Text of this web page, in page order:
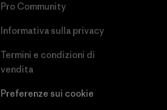
Pro Community
Informativa sulla privacy
Termini e condizioni di
vendita
Preferenze sui cookie